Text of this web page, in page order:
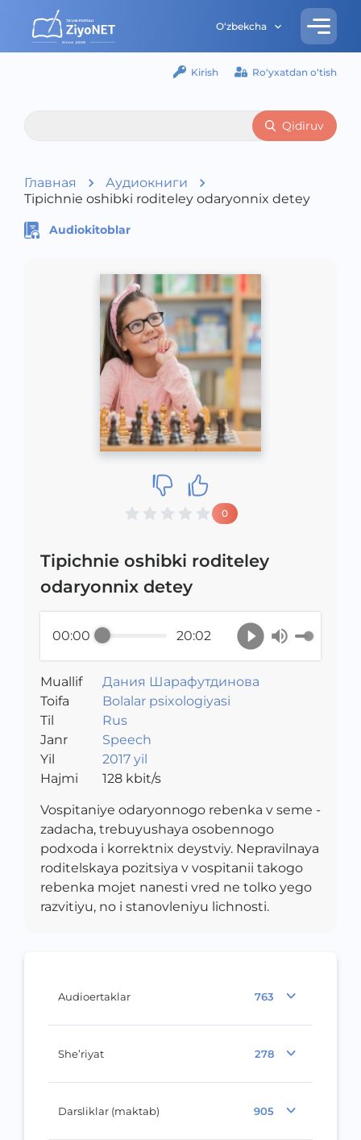
O‘zbekcha
Kirish Ro‘yxatdan o‘tish
Qidiruv
Главная
Аудиокниги
Tipichnie oshibki roditeley odaryonnix detey
Audioertaklar 763
She’riyat 278
Darsliklar (maktab) 905
Audiokitoblar
0
Tipichnie oshibki roditeley
odaryonnix detey
00:00 20:02
Muallif
Дания Шарафутдинова
Toifa
Bolalar psixologiyasi
Til
Rus
Janr
Speech
Yil
2017 yil
Hajmi
128kbit/s
Vospitaniye odaryonnogo rebenka v seme -
zadacha, trebuyushaya osobennogo
podxoda i korrektnix deystviy. Nepravilnaya
roditelskaya pozitsiya v vospitanii takogo
rebenka mojet nanesti vred ne tolko yego
razvitiyu, no i stanovleniyu lichnosti.